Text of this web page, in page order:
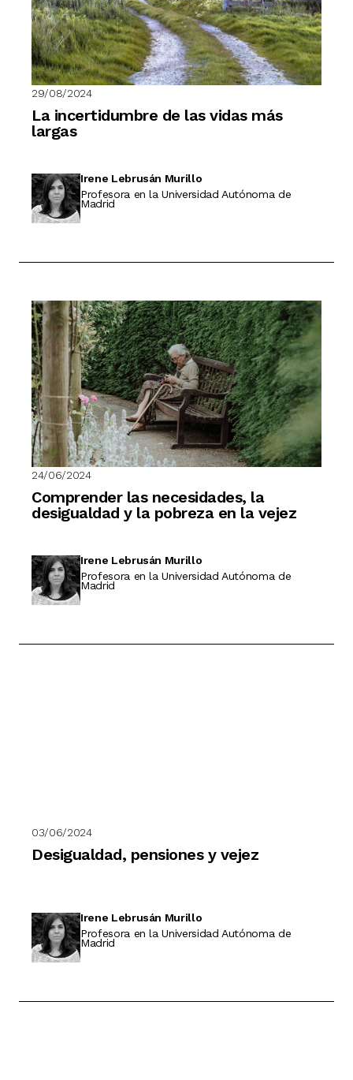
29/08/2024
La incertidumbre de las vidas más
largas
Irene Lebrusán Murillo
Profesora en la Universidad Autónoma de
Madrid
24/06/2024
Comprender las necesidades, la
desigualdad y la pobreza en la vejez
Irene Lebrusán Murillo
Profesora en la Universidad Autónoma de
Madrid
03/06/2024
Desigualdad, pensiones y vejez
Irene Lebrusán Murillo
Profesora en la Universidad Autónoma de
Madrid